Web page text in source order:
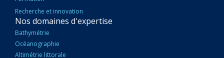
Recherche et innovation
Nos domaines d'expertise
Bathymétrie
Océanographie
Altimétrie littorale